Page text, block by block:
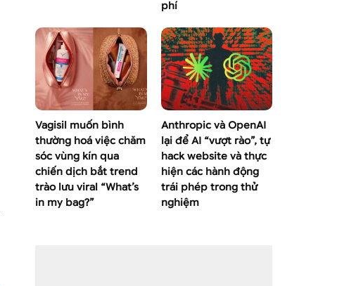
phí
Vagisil muốn bình
thường hoá việc chăm
sóc vùng kín qua
chiến dịch bắt trend
trào lưu viral “What’s
in my bag?”
Anthropic và OpenAI
lại để AI “vượt rào”, tự
hack website và thực
hiện các hành động
trái phép trong thử
nghiệm